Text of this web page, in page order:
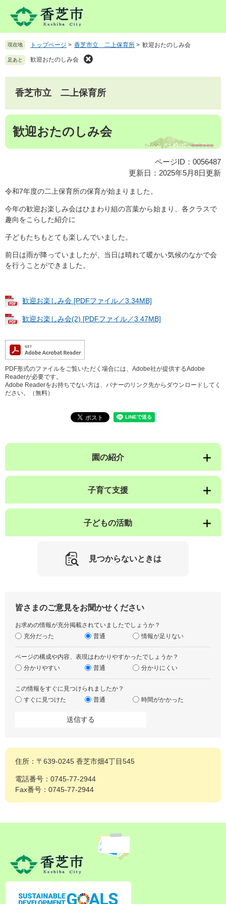
先
頭
す
を
飛
し
文
現在地 トップページ > 香芝市立 二上保育所 > 歓迎おたのしみ会
足あと 歓迎おたのしみ会
香芝市立 二上保育所
本
歓迎おたのしみ会
ページID：0056487
更新日：2025年5月8日更新
令和7年度の二上保育所の保育が始まりました。
今年の歓迎お楽しみ会はひまわり組の言葉から始まり、各クラスで
趣向をこらした紹介に
子どもたちもとても楽しんでいました。
前日は雨が降っていましたが、当日は晴れて暖かい気候のなかで会
を行うことができました。
歓迎お楽しみ会 [PDFファイル／3.34MB]
歓迎お楽しみ会(2) [PDFファイル／3.47MB]
PDF形式のファイルをご覧いただく場合には、Adobe社が提供するAdobe
Readerが必要です。
Adobe Readerをお持ちでない方は、バナーのリンク先からダウンロードしてく
ださい。（無料）
園の紹介
子育て支援
子どもの活動
見つからないときは
皆さまのご意見をお聞かせください
お求めの情報が充分掲載されていましたでしょうか？
充分だった
普通 情報が足りない
ページの構成や内容、表現はわかりやすかったでしょうか？
分かりやすい
普通 分かりにくい
この情報をすぐに見つけられましたか？
すぐに見つけた
普通 時間がかかった
住所：〒639-0245 香芝市畑4丁目545
電話番号：0745-77-2944
Fax番号：0745-77-2944